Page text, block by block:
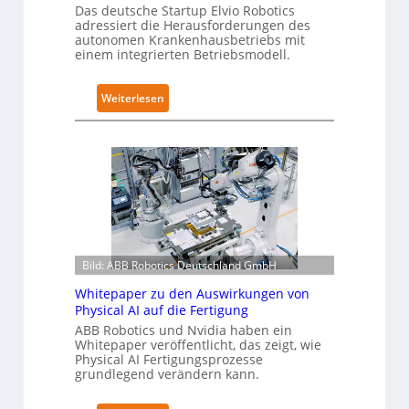
Z
e
r
i
f
z
i
e
r
u
n
g
a
c
h
I
E
c
s
e
r
w
i
e
r
t
g
l
o
b
a
e
s
T
Das deutsche Startup Elvio Robotics
adressiert die Herausforderungen des
autonomen Krankenhausbetriebs mit
einem integrierten Betriebsmodell.
Weiterlesen
A
t
o
n
o
m
e
L
ö
s
u
n
g
n
Bild: ABB Robotics Deutschland GmbH
Whitepaper zu den Auswirkungen von
Physical AI auf die Fertigung
ABB Robotics und Nvidia haben ein
Whitepaper veröffentlicht, das zeigt, wie
Physical AI Fertigungsprozesse
grundlegend verändern kann.